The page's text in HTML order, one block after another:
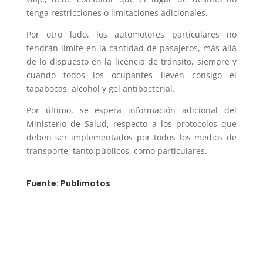
tenga restricciones o limitaciones adicionales.
Por otro lado, los automotores particulares no
tendrán límite en la cantidad de pasajeros, más allá
de lo dispuesto en la licencia de tránsito, siempre y
cuando todos los ocupantes lleven consigo el
tapabocas, alcohol y gel antibacterial.
Por último, se espera información adicional del
Ministerio de Salud, respecto a los protocolos que
deben ser implementados por todos los medios de
transporte, tanto públicos, como particulares.
Fuente: Publimotos